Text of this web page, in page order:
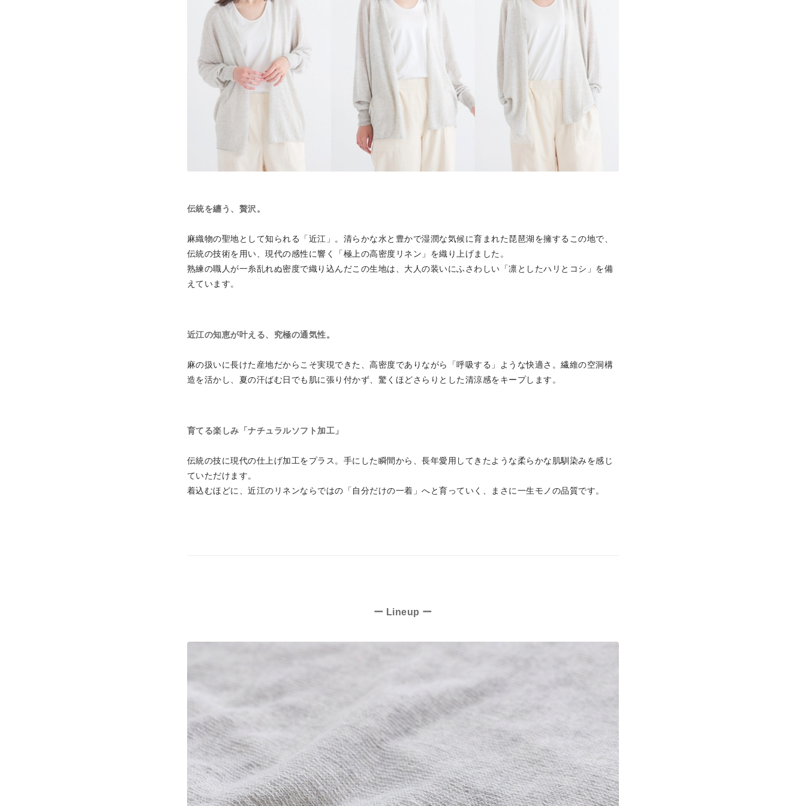
伝統を纏う、贅沢。
麻織物の聖地として知られる 「近江」 。清らかな水と豊かで湿潤な気候に育まれた琵琶湖を擁するこの地で、
伝統の技術を用い、現代の感性に響く「極上の高密度リネン」を織り上げました。
熟練の職人が一糸乱れぬ密度で織り込んだこの生地は、大人の装いにふさわしい 「凛としたハリとコシ」 を備
えています。
近江の知恵が叶える、究極の通気性。
麻の扱いに長けた産地だからこそ実現できた、高密度でありながら「呼吸する」ような快適さ。繊維の空洞構
造を活かし、夏の汗ばむ日でも肌に張り付かず、驚くほどさらりとした清涼感をキープします。
育てる楽しみ「ナチュラルソフト加工」
伝統の技に現代の仕上げ加工をプラス。手にした瞬間から、長年愛用してきたような柔らかな肌馴染みを感じ
ていただけます。
着込むほどに、近江のリネンならではの「自分だけの一着」へと育っていく、まさに一生モノの品質です。
ー Lineup ー